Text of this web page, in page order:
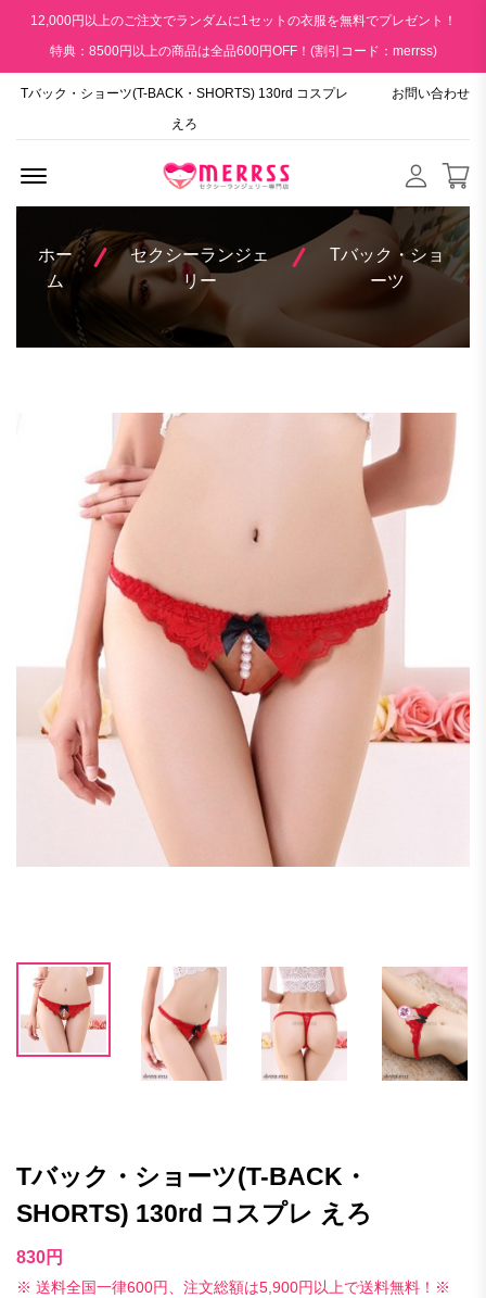
12,000円以上のご注文でランダムに1セットの衣服を無料でプレゼント！
特典：8500円以上の商品は全品600円OFF！(割引コード：merrss)
Tバック・ショーツ(T-BACK・SHORTS) 130rd コスプレ
えろ
お問い合わせ
ホー
ム
セクシーランジェ
リー
Tバック・ショ
ーツ
Tバック・ショーツ(T-BACK・
SHORTS) 130rd コスプレ えろ
830円
※ 送料全国一律600円、注文総額は5,900円以上で送料無料！※